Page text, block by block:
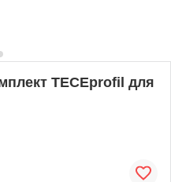
TECEprofil для